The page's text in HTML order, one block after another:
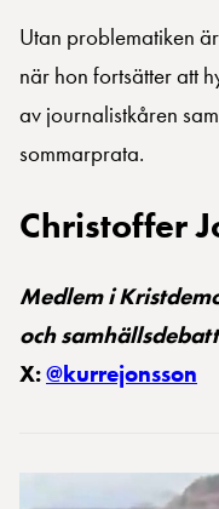
Utan problematiken
när hon fortsätter att
av journalistkåren
sommarprata.
Christoffer
Medlem i
och
X:@kurrejonsson